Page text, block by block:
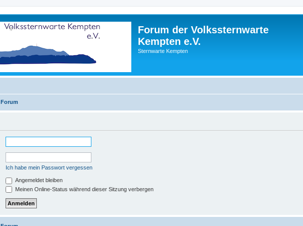
Forum der Volkssternwarte
Kempten e.V.
Sternwarte Kempten
Forum
Ich habe mein Passwort vergessen
Angemeldet bleiben
Meinen Online-Status während dieser Sitzung verbergen